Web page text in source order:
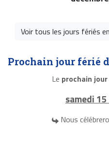
Voir tous les jours fériés
Prochain jour férié
Le prochain
samedi
Nous